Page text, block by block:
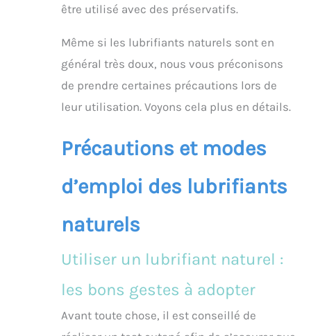
être utilisé avec des préservatifs.
Même si les lubrifiants naturels sont en
général très doux, nous vous préconisons
de prendre certaines précautions lors de
leur utilisation. Voyons cela plus en détails.
Précautions et modes
d’emploi des lubrifiants
naturels
Utiliser un lubrifiant naturel :
les bons gestes à adopter
Avant toute chose, il est conseillé de